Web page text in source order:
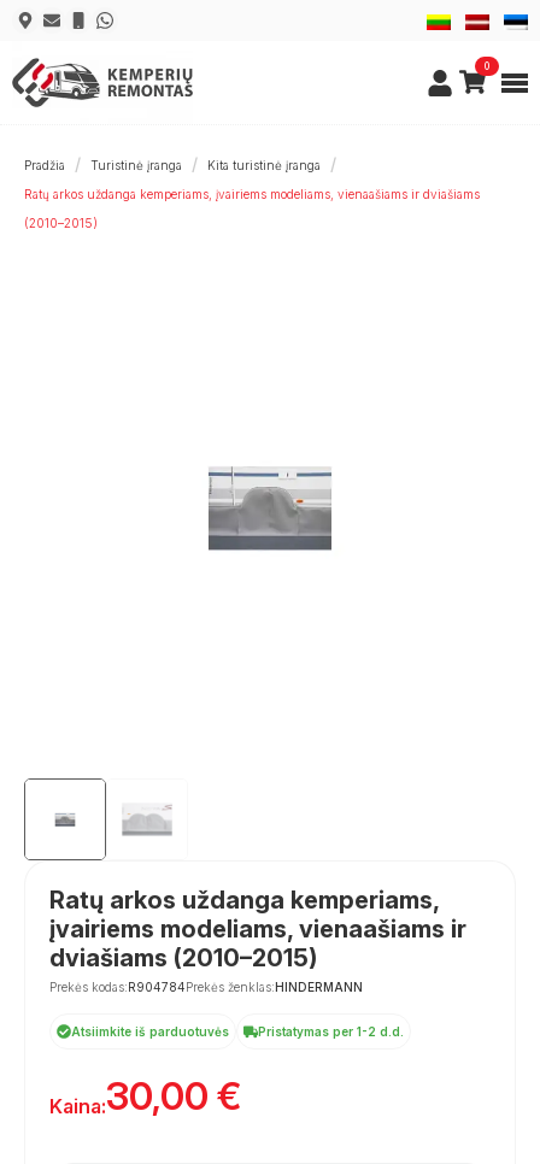
0
Pradžia Turistinė įranga
Kita turistinė įranga
Ratų arkos uždanga kemperiams, įvairiems modeliams, vienaašiams ir dviašiams
(2010–2015)
Ratų arkos uždanga kemperiams,
įvairiems modeliams, vienaašiams ir
dviašiams (2010–2015)
Prekės kodas:R904784Prekės ženklas:HINDERMANN
Atsiimkite iš parduotuvės Pristatymas per 1-2 d.d.
Kaina:30,00 €